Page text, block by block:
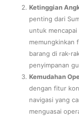
Ketinggian
penting dari
untuk
memungkinkan
barang di rak-
penyimpanan
Kemudahan
dengan fitur
navigasi yang
menguasai